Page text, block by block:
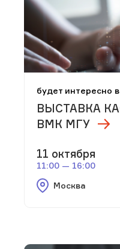
будет интересно
ВЫСТАВКА
ВМК МГУ
11 октября
11:00 — 16:00
Москва